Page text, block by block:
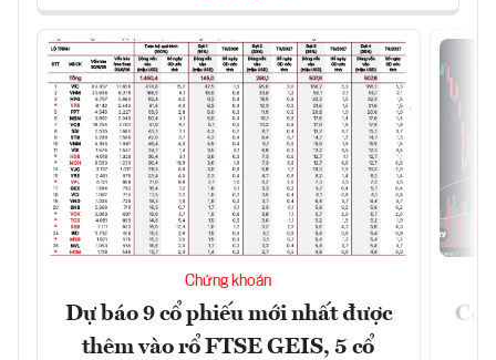
Chứng khoán
Dự báo 9 cổ phiếu mới nhất được
thêm vào rổ FTSE GEIS, 5 cổ
Có